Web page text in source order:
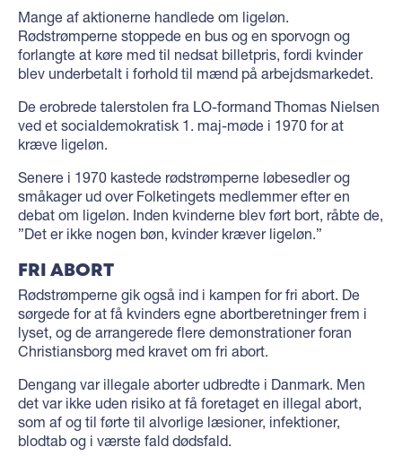
Mange af aktionerne handlede om ligeløn.
Rødstrømperne stoppede en bus og en sporvogn og
forlangte at køre med til nedsat billetpris, fordi kvinder
blev underbetalt i forhold til mænd på arbejdsmarkedet.
De erobrede talerstolen fra LO-formand Thomas Nielsen
ved et socialdemokratisk 1. maj-møde i 1970 for at
kræve ligeløn.
Senere i 1970 kastede rødstrømperne løbesedler og
småkager ud over Folketingets medlemmer efter en
debat om ligeløn. Inden kvinderne blev ført bort, råbte de,
”Det er ikke nogen bøn, kvinder kræver ligeløn.”
F RI ABORT
Rødstrømperne gik også ind i kampen for fri abort. De
sørgede for at få kvinders egne abortberetninger frem i
lyset, og de arrangerede flere demonstrationer foran
Christiansborg med kravet om fri abort.
Dengang var illegale aborter udbredte i Danmark. Men
det var ikke uden risiko at få foretaget en illegal abort,
som af og til førte til alvorlige læsioner, infektioner,
blodtab og i værste fald dødsfald.